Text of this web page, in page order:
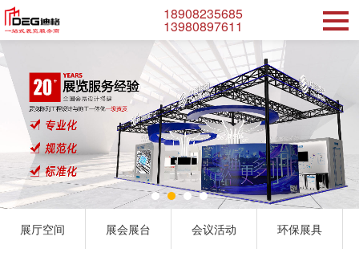
18908235685
13980897611
展厅空间 展会展台 会议活动 环保展具